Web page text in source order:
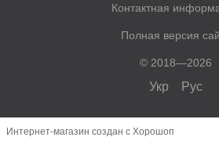
Контактная
Полная версия
© 2018—2026
Укр Рус
Интернет-магазин создан с Хорошоп